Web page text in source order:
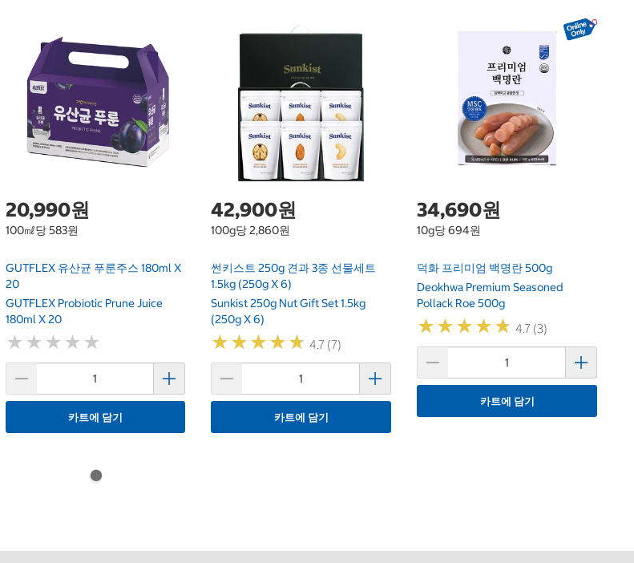
20,990원
100㎖당 583원
GUTFLEX 유산균 푸룬주스 180ml X
20
GUTFLEX Probiotic Prune Juice
180ml X 20
★ ★ ★ ★ ★
★ ★ ★ ★ ★
카트에 담기
42,900원
100g당 2,860원
썬키스트 250g 견과 3종 선물세트
1.5kg (250g X 6)
Sunkist 250g Nut Gift Set 1.5kg
(250g X 6)
★★★★★
★★★★★ 4.7 (7)
카트에 담기
34,690원
10g당 694원
덕화 프리미엄 백명란 500g
Deokhwa Premium Seasoned
Pollack Roe 500g
★★★★★
★★★★★ 4.7 (3)
카트에 담기